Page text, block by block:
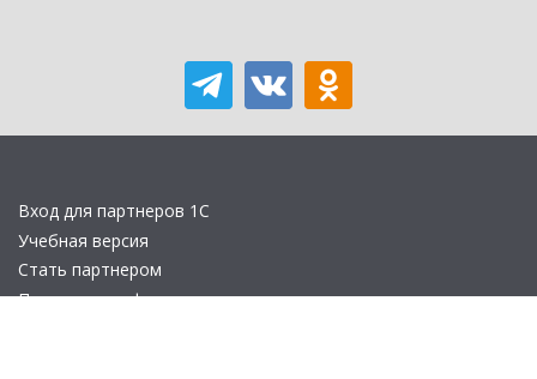
Вход для партнеров 1С
Учебная версия
Стать партнером
Политика конфиденциальности